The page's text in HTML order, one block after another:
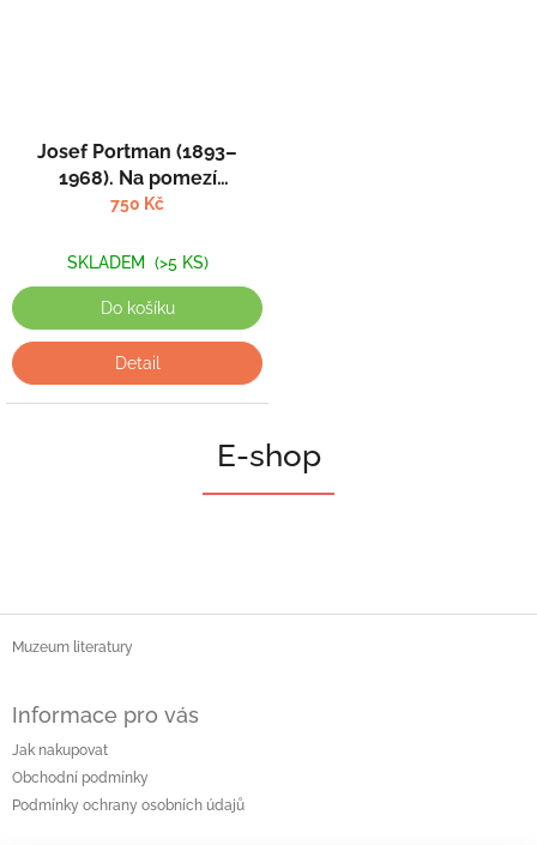
Josef Portman (1893–
1968). Na pomezí
bibliománie - Vilma
Rokytová (eds.)
750 Kč
SKLADEM (>5 KS)
Do košíku
Detail
E-shop
Muzeum literatury
Informace pro vás
Jak nakupovat
Obchodní podmínky
Podmínky ochrany osobních údajů